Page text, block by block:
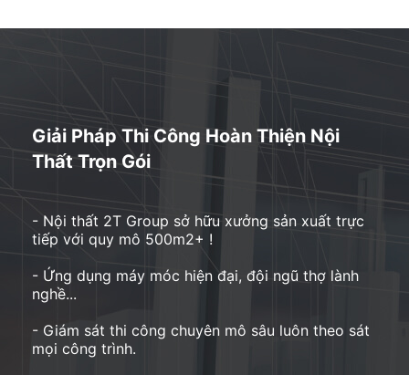
Giải Pháp Thi Công Hoàn Thiện Nội
Thất Trọn Gói
- Nội thất 2T Group sở hữu xưởng sản xuất trực
tiếp với quy mô 500m2+ !
- Ứng dụng máy móc hiện đại, đội ngũ thợ lành
nghề...
- Giám sát thi công chuyên mô sâu luôn theo sát
mọi công trình.